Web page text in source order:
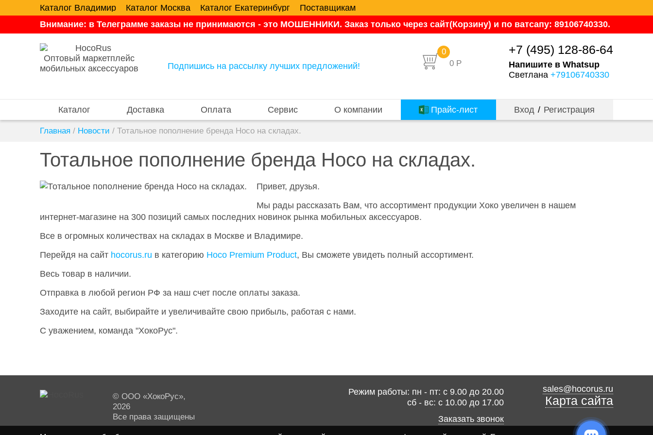
Каталог Владимир Каталог Москва Каталог Екатеринбург
Поставщикам
Внимание: в Телеграмме заказы не принимаются - это МОШЕННИКИ. Заказ только через сайт(Корзину) и по ватсапу: 89106740330.
Оптовый маркетплейс
мобильных аксессуаров
Подпишись на рассылку лучших предложений! 0 Р
0 +7 (495) 128-86-64
Напишите в Whatsup
Светлана +79106740330
Каталог Доставка Оплата Сервис О компании Прайс-лист Вход / Регистрация
Главная / Новости / Тотальное пополнение бренда Hoco на складах.
Тотальное пополнение бренда Hoco на складах.
Привет, друзья.
Мы рады рассказать Вам, что ассортимент продукции Хоко увеличен в нашем
интернет-магазине на 300 позиций самых последних новинок рынка мобильных аксессуаров.
Все в огромных количествах на складах в Москве и Владимире.
Перейдя на сайт hocorus.ru в категорию Hoco Premium Product, Вы сможете увидеть полный ассортимент.
Весь товар в наличии.
Отправка в любой регион РФ за наш счет после оплаты заказа.
Заходите на сайт, выбирайте и увеличивайте свою прибыль, работая с нами.
С уважением, команда "ХокоРус".
© ООО «ХокоРус»,
2026
Все права защищены
Режим работы: пн - пт: с 9.00 до 20.00
сб - вс: с 10.00 до 17.00
Заказать звонок
sales@hocorus.ru
Карта сайта